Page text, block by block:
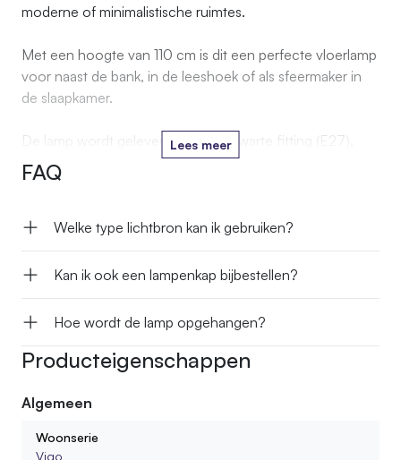
moderne of minimalistische ruimtes.
Met een hoogte van 110 cm is dit een perfecte vloerlamp
voor naast de bank, in de leeshoek of als sfeermaker in
de slaapkamer.
De lamp wordt geleverd met een zwarte fitting (E27),
zwarte kabel met schakelaar, maar zonder lampenkap, zo
kun je zelf een kap kiezen die perfect aansluit bij jouw
Lees meer
FAQ
Welke type lichtbron kan ik gebruiken?
Kan ik ook een lampenkap bijbestellen?
Hoe wordt de lamp opgehangen?
Producteigenschappen
Algemeen
Woonserie
Vigo